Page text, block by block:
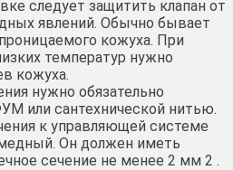
следует защитить клапан от
явлений. Обычно бывает
кожуха. При
температур нужно
кожуха.
нужно обязательно
или сантехнической нитью.
к управляющей системе
Он должен иметь
сечение не менее 2 мм 2 .